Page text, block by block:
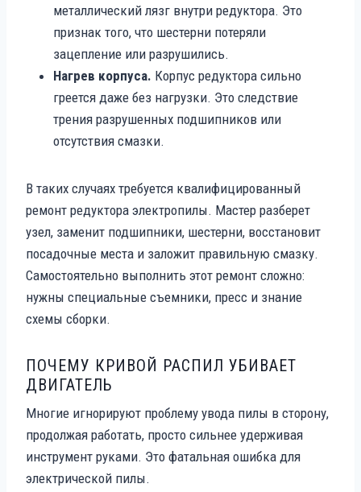
металлический лязг внутри редуктора. Это
признак того, что шестерни потеряли
зацепление или разрушились.
Нагрев корпуса. Корпус редуктора сильно
греется даже без нагрузки. Это следствие
трения разрушенных подшипников или
отсутствия смазки.
В таких случаях требуется квалифицированный
ремонт редуктора электропилы. Мастер разберет
узел, заменит подшипники, шестерни, восстановит
посадочные места и заложит правильную смазку.
Самостоятельно выполнить этот ремонт сложно:
нужны специальные съемники, пресс и знание
схемы сборки.
ПОЧЕМУ КРИВОЙ РАСПИЛ УБИВАЕТ
ДВИГАТЕЛЬ
Многие игнорируют проблему увода пилы в сторону,
продолжая работать, просто сильнее удерживая
инструмент руками. Это фатальная ошибка для
электрической пилы.